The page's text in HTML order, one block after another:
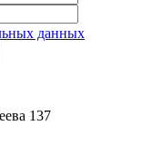
данных
137